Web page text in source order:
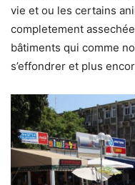
vie et ou les certains
completement
bâtiments qui comme
s’effondrer et plus